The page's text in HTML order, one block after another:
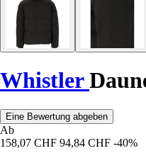
Whistler
Eine Bewertung abgeben
Ab
158,07 CHF 94,84 CHF -40%